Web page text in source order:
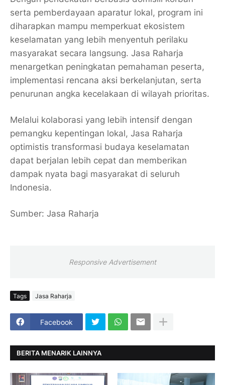
serta pemberdayaan aparatur lokal, program ini
diharapkan mampu memperkuat ekosistem
keselamatan yang lebih menyentuh perilaku
masyarakat secara langsung. Jasa Raharja
menargetkan peningkatan pemahaman peserta,
implementasi rencana aksi berkelanjutan, serta
penurunan angka kecelakaan di wilayah prioritas.
Melalui kolaborasi yang lebih intensif dengan
pemangku kepentingan lokal, Jasa Raharja
optimistis transformasi budaya keselamatan
dapat berjalan lebih cepat dan memberikan
dampak nyata bagi masyarakat di seluruh
Indonesia.
Sumber: Jasa Raharja
Responsive Advertisement
Tags Jasa Raharja
Facebook
BERITA MENARIK LAINNYA